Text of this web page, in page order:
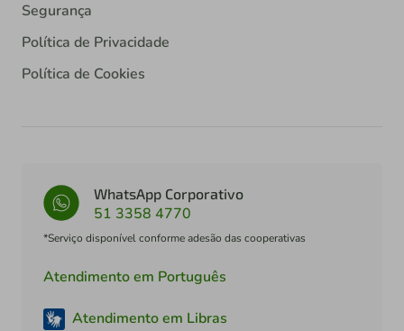
Segurança
Política de Privacidade
Política de Cookies
WhatsApp Corporativo
51 3358 4770
*Serviço disponível conforme adesão das cooperativas
Atendimento em Português
Atendimento em Libras